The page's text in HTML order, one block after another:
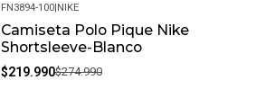
-20%
FN3894-100|NIKE
Camiseta Polo Pique Nike
Shortsleeve-Blanco
$219.990$274.990